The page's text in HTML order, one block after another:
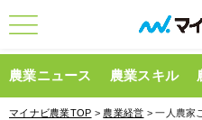
農業ニュース 農業スキル
マイナビ農業TOP > 農業経営 > 一人農家